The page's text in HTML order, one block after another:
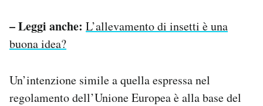
– Leggi anche: L’allevamento di insetti è una
buona idea?
Un’intenzione simile a quella espressa nel
regolamento dell’Unione Europea è alla base del